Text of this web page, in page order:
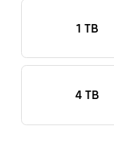
1 TB
4 TB